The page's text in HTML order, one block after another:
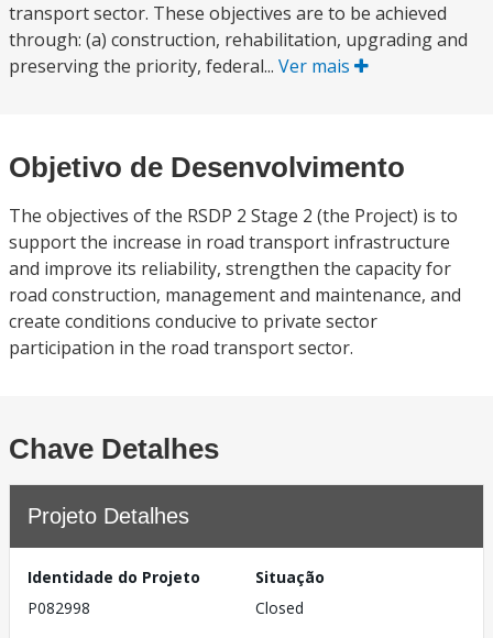
transport sector. These objectives are to be achieved
through: (a) construction, rehabilitation, upgrading and
preserving the priority, federal... Ver mais
Objetivo de Desenvolvimento
The objectives of the RSDP 2 Stage 2 (the Project) is to
support the increase in road transport infrastructure
and improve its reliability, strengthen the capacity for
road construction, management and maintenance, and
create conditions conducive to private sector
participation in the road transport sector.
Chave Detalhes
Projeto Detalhes
Identidade do Projeto
P082998
Situação
Closed